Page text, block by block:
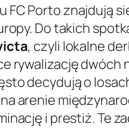
FC Porto znajdują
Do takich
, czyli lokalne
rywalizację dwóch
decydują o
arenie
i prestiż. Te